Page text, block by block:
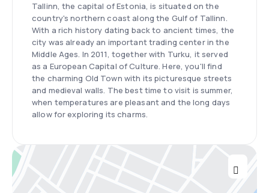
Tallinn, the capital of Estonia, is situated on the
country's northern coast along the Gulf of Tallinn.
With a rich history dating back to ancient times, the
city was already an important trading center in the
Middle Ages. In 2011, together with Turku, it served
as a European Capital of Culture. Here, you'll find
the charming Old Town with its picturesque streets
and medieval walls. The best time to visit is summer,
when temperatures are pleasant and the long days
allow for exploring its charms.